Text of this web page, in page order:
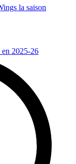
la saison